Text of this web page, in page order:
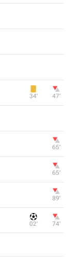
34‎’‎ 47‎’‎
65‎’‎
65‎’‎
89‎’‎
02‎’‎ 74‎’‎